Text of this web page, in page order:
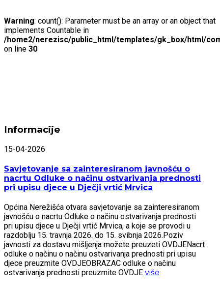
Warning: count(): Parameter must be an array or an object that
implements Countable in
/home2/nerezisc/public_html/templates/gk_box/html/
on line 30
Informacije
15-04-2026
Savjetovanje sa zainteresiranom javnošću o
nacrtu Odluke o načinu ostvarivanja prednosti
pri upisu djece u Dječji vrtić Mrvica
Općina Nerežišća otvara savjetovanje sa zainteresiranom
javnošću o nacrtu Odluke o načinu ostvarivanja prednosti
pri upisu djece u Dječji vrtić Mrvica, a koje se provodi u
razdoblju 15. travnja 2026. do 15. svibnja 2026.Poziv
javnosti za dostavu mišljenja možete preuzeti OVDJENacrt
odluke o načinu o načinu ostvarivanja prednosti pri upisu
djece preuzmite OVDJEOBRAZAC odluke o načinu
ostvarivanja prednosti preuzmite OVDJE više